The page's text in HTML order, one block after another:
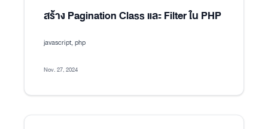
สร้าง Pagination Class และ Filter ใน PHP
javascript, php
Nov. 27, 2024